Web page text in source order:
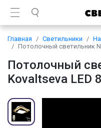
Главная Светильники
Потолочный светильник
Потолочный
Kovaltseva LED